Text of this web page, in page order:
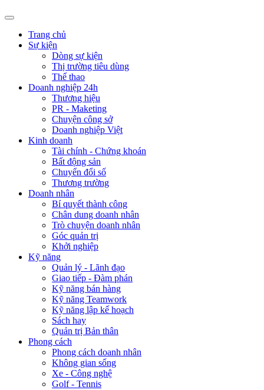
Trang chủ
Sự kiện
Dòng sự kiện
Thị trường tiêu dùng
Thể thao
Doanh nghiệp 24h
Thương hiệu
PR - Maketing
Chuyện công sở
Doanh nghiệp Việt
Kinh doanh
Tài chính - Chứng khoán
Bất động sản
Chuyển đổi số
Thương trường
Doanh nhân
Bí quyết thành công
Chân dung doanh nhân
Trò chuyện doanh nhân
Góc quản trị
Khởi nghiệp
Kỹ năng
Quản lý - Lãnh đạo
Giao tiếp - Đàm phán
Kỹ năng bán hàng
Kỹ năng Teamwork
Kỹ năng lập kế hoạch
Sách hay
Quản trị Bản thân
Phong cách
Phong cách doanh nhân
Không gian sống
Xe - Công nghệ
Golf - Tennis